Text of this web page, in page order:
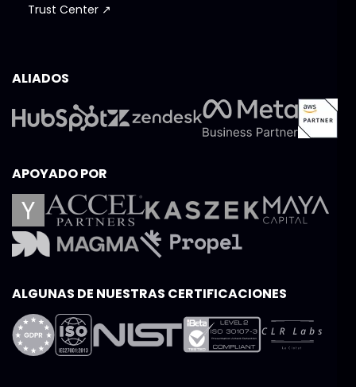
Trust Center ↗
ALIADOS
APOYADO POR
ALGUNAS DE NUESTRAS CERTIFICACIONES